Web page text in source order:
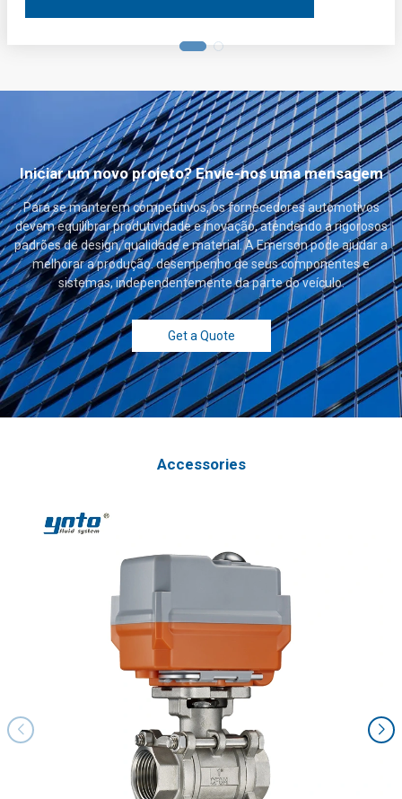
Iniciar um novo projeto? Envie-nos uma mensagem
Para se manterem competitivos, os fornecedores automotivos
devem equilibrar produtividade e inovação, atendendo a rigorosos
padrões de design, qualidade e material. A Emerson pode ajudar a
melhorar a produção. desempenho de seus componentes e
sistemas, independentemente da parte do veículo.
Get a Quote
Accessories